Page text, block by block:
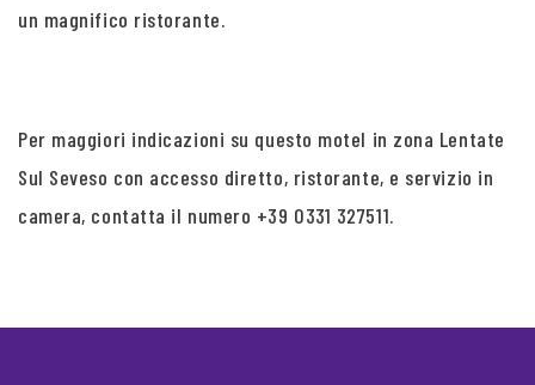
un magnifico ristorante.
Per maggiori indicazioni su questo motel in zona Lentate
Sul Seveso con accesso diretto, ristorante, e servizio in
camera, contatta il numero +39 0331 327511.